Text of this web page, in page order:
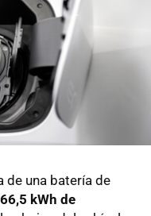
de una batería de
66,5 kWh de